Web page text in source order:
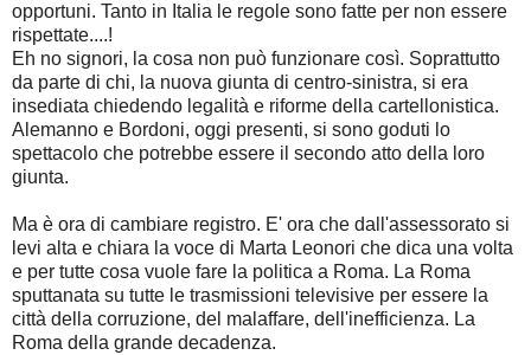
opportuni. Tanto in Italia le regole sono fatte per non essere
rispettate....!
Eh no signori, la cosa non può funzionare così. Soprattutto
da parte di chi, la nuova giunta di centro-sinistra, si era
insediata chiedendo legalità e riforme della cartellonistica.
Alemanno e Bordoni, oggi presenti, si sono goduti lo
spettacolo che potrebbe essere il secondo atto della loro
giunta.
Ma è ora di cambiare registro. E' ora che dall'assessorato si
levi alta e chiara la voce di Marta Leonori che dica una volta
e per tutte cosa vuole fare la politica a Roma. La Roma
sputtanata su tutte le trasmissioni televisive per essere la
città della corruzione, del malaffare, dell'inefficienza. La
Roma della grande decadenza.